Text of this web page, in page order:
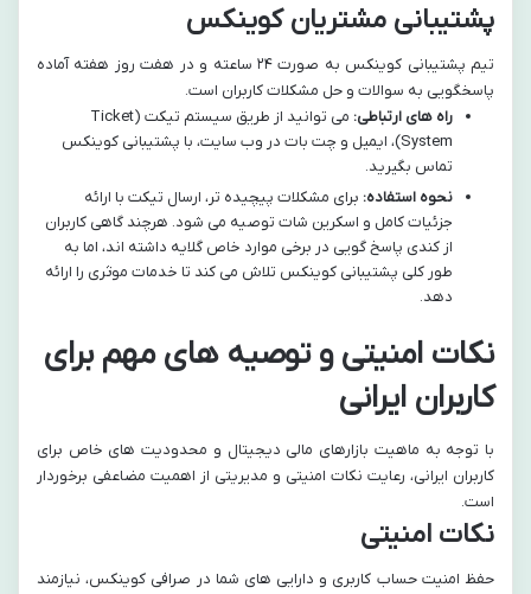
پشتیبانی مشتریان کوینکس
تیم پشتیبانی کوینکس به صورت ۲۴ ساعته و در هفت روز هفته آماده
پاسخگویی به سوالات و حل مشکلات کاربران است.
راه های ارتباطی:
می توانید از طریق سیستم تیکت (Ticket
System)، ایمیل و چت بات در وب سایت، با پشتیبانی کوینکس
تماس بگیرید.
نحوه استفاده: برای مشکلات پیچیده تر، ارسال تیکت با ارائه
جزئیات کامل و اسکرین شات توصیه می شود. هرچند گاهی کاربران
از کندی پاسخ گویی در برخی موارد خاص گلایه داشته اند، اما به
طور کلی پشتیبانی کوینکس تلاش می کند تا خدمات موثری را ارائه
دهد.
نکات امنیتی و توصیه های مهم برای
کاربران ایرانی
با توجه به ماهیت بازارهای مالی دیجیتال و محدودیت های خاص برای
کاربران ایرانی، رعایت نکات امنیتی و مدیریتی از اهمیت مضاعفی برخوردار
است.
نکات امنیتی
حفظ امنیت حساب کاربری و دارایی های شما در صرافی کوینکس، نیازمند